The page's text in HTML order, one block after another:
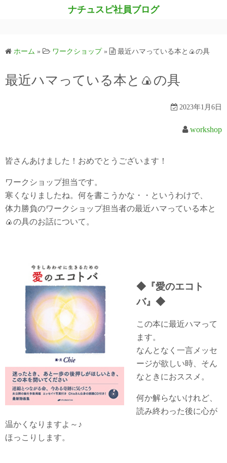
ス
ナチュスピ社員ブログ
ホーム » ワークショップ » 最近ハマっている本と🍙の具
最近ハマっている本と🍙の具
2023年1月6日
workshop
皆さんあけました ！おめでとうございます！
ワークショップ担当です。
寒くなりましたね。何を書こうかな・・というわけで、
体力勝負のワークショップ担当者の最近ハマっている本と
🍙の具のお話について。
◆『愛のエコト
バ』◆
この本に最近ハマって
ます。
なんとなく一言メッセ
ージが欲しい時、そん
なときにおススメ。
何か解らないけれど、
読み終わった後に心が
温かくなりますよ～♪
ほっこりします。